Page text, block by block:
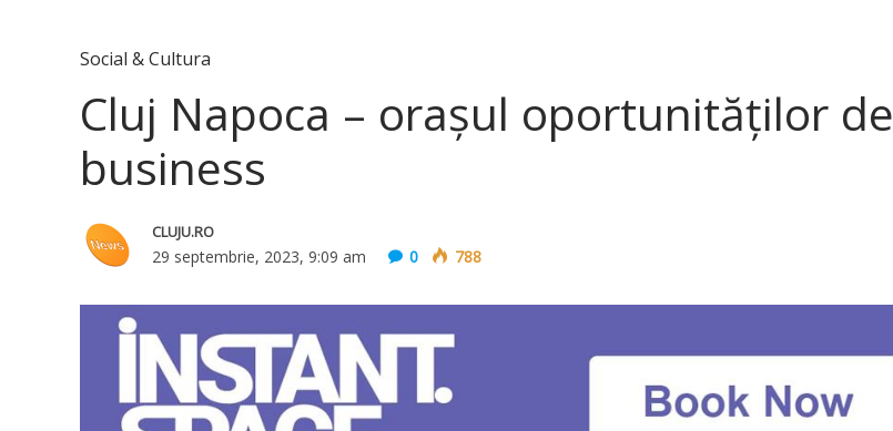
Social & Cultura
Cluj Napoca – orașul oportunităților de
business
CLUJU.RO
29 septembrie, 2023, 9:09 am 0 788